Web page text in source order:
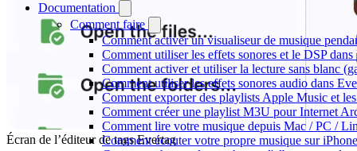
Documentation
Comment faire
Comment activer un visualiseur de musique
Comment utiliser les effets sonores et le DSP
Comment activer et utiliser la lecture sans blanc
Comment utiliser les effets sonores audio dans
Comment exporter des playlists Apple Music et
Comment créer une playlist M3U pour Internet
Comment lire votre musique depuis Mac / PC /
Comment écouter votre propre musique sur
Écran de l’éditeur de tags Evertag